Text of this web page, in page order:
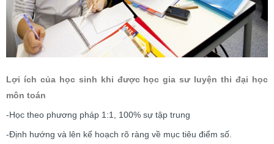
Lợi ích của học sinh khi được học gia sư luyện thi đại học
môn toán
-Học theo phương pháp 1:1, 100% sự tập trung
-Định hướng và lên kế hoạch rõ ràng về mục tiêu điểm số.